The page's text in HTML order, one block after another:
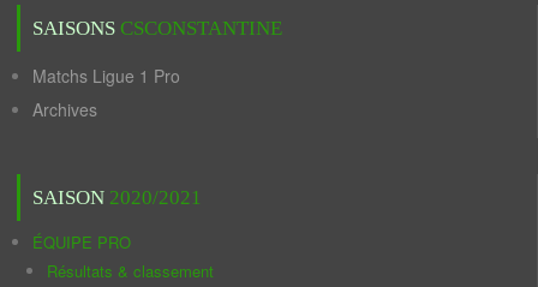
SAISONS CSCONSTANTINE
Matchs Ligue 1 Pro
Archives
SAISON 2020/2021
ÉQUIPE PRO
Résultats & classement